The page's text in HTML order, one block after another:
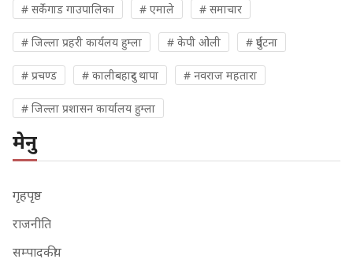
# सर्केगाड गाउपालिका # एमाले # समाचार
# जिल्ला प्रहरी कार्यलय हुम्ला # केपी ओली # दुर्घटना
# प्रचण्ड # कालीबहादुर थापा # नवराज महतारा
# जिल्ला प्रशासन कार्यालय हुम्ला
मेनु
गृहपृष्ठ
राजनीति
सम्पादकीय